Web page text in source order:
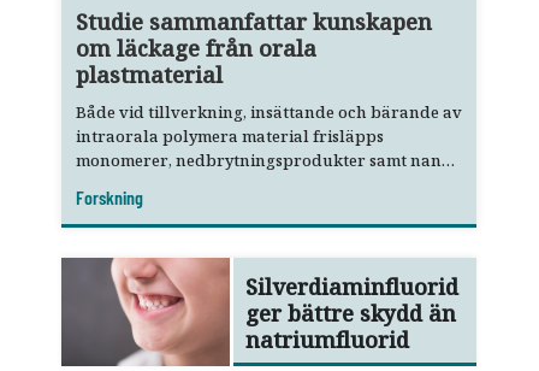
Studie sammanfattar kunskapen
om läckage från orala
plastmaterial
Både vid tillverkning, insättande och bärande av
intraorala polymera material frisläpps
monomerer, nedbrytningsprodukter samt nano-
Forskning
Silverdiaminfluorid
ger bättre skydd än
natriumfluorid